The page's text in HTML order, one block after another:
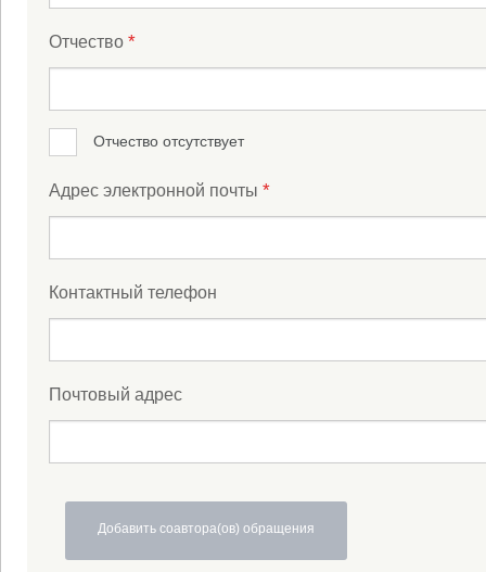
Отчество *
Отчество отсутствует
Адрес электронной почты *
Контактный телефон
Почтовый адрес
Добавить соавтора(ов) обращения